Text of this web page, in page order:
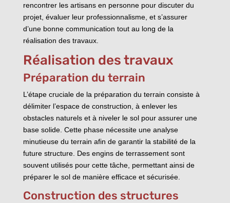
rencontrer les artisans en personne pour discuter du
projet, évaluer leur professionnalisme, et s’assurer
d’une bonne communication tout au long de la
réalisation des travaux.
Réalisation des travaux
Préparation du terrain
L’étape cruciale de la préparation du terrain consiste à
délimiter l’espace de construction, à enlever les
obstacles naturels et à niveler le sol pour assurer une
base solide. Cette phase nécessite une analyse
minutieuse du terrain afin de garantir la stabilité de la
future structure. Des engins de terrassement sont
souvent utilisés pour cette tâche, permettant ainsi de
préparer le sol de manière efficace et sécurisée.
Construction des structures